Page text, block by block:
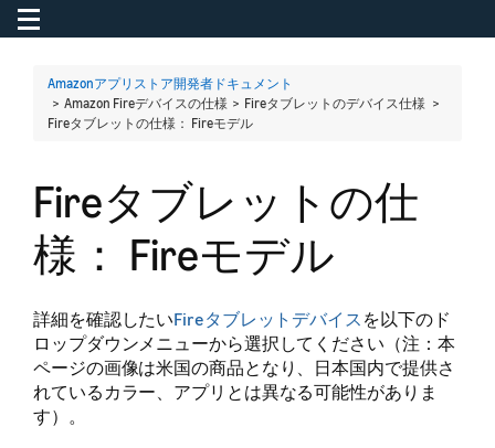
Toggle navigation
Amazonアプリストア開発者ドキュメント
> Amazon Fireデバイスの仕様 > Fireタブレットのデバイス仕様 >
Fireタブレットの仕様： Fireモデル
Fireタブレットの仕
様： Fireモデル
詳細を確認したいFireタブレットデバイス を以下のド
ロップダウンメニューから選択してください（注：本
ページの画像は米国の商品となり、日本国内で提供さ
れているカラー、アプリとは異なる可能性がありま
す）。